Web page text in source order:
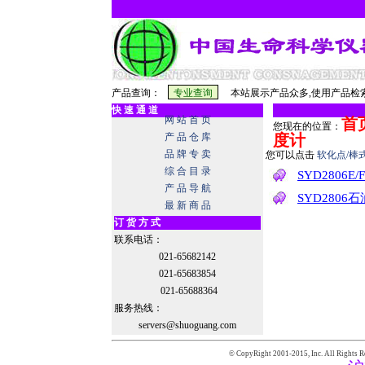
产品查询：
本站展示产品众多,使用产品检
快 速 通 道
网 站 首 页
产 品 仓 库
品 牌 专 卖
综 合 目 录
产 品 导 航
最 新 商 品
订 货 方 式
联系电话：
021-65682142
021-65683854
021-65688364
服务热线：
servers@shuoguang.com
您现在的位置： 首
度计
您可以点击 软化点/棒
SYD2806E/
SYD2806
© CopyRight 2001-2015, Inc. All Rights